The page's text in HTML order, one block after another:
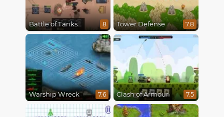
Battle of Tanks 8 Tower Defense 7.8
Warship Wreck 7.6 Clash of Armour 7.5